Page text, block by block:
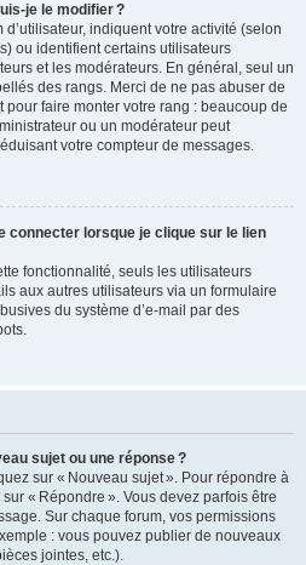
je le modifier ?
indiquent votre activité (selon
ou identifient certains utilisateurs
et les modérateurs. En général, seul un
des rangs. Merci de ne pas abuser de
faire monter votre rang : beaucoup de
ou un modérateur peut
votre compteur de messages.
connecter lorsque je clique sur le lien
fonctionnalité, seuls les utilisateurs
aux autres utilisateurs via un formulaire
du système d’e-mail par des
sujet ou une réponse ?
sur « Nouveau sujet ». Pour répondre à
« Répondre ». Vous devez parfois être
Sur chaque forum, vos permissions
: vous pouvez publier de nouveaux
jointes, etc.).